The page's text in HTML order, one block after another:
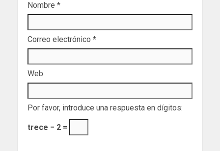
Nombre *
Correo electrónico *
Web
Por favor, introduce una respuesta en dígitos:
trece − 2 =